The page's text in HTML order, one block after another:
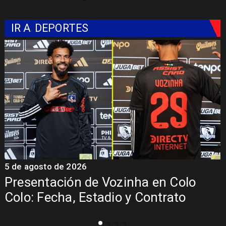
IR A DEPORTES
Presentación de Vozinha en Colo
Colo: Fecha, Estadio y Contrato
5 de agosto de 2026